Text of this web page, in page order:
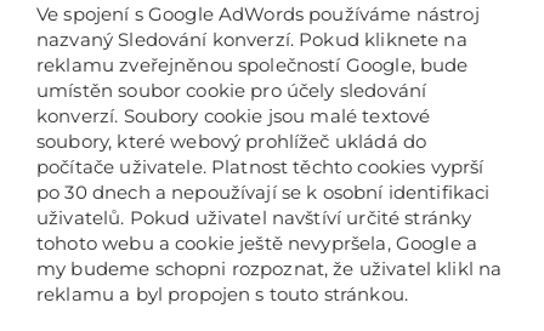
Ve spojení s Google AdWords používáme nástroj
nazvaný Sledování konverzí. Pokud kliknete na
reklamu zveřejněnou společností Google, bude
umístěn soubor cookie pro účely sledování
konverzí. Soubory cookie jsou malé textové
soubory, které webový prohlížeč ukládá do
počítače uživatele. Platnost těchto cookies vyprší
po 30 dnech a nepoužívají se k osobní identifikaci
uživatelů. Pokud uživatel navštíví určité stránky
tohoto webu a cookie ještě nevypršela, Google a
my budeme schopni rozpoznat, že uživatel klikl na
reklamu a byl propojen s touto stránkou.